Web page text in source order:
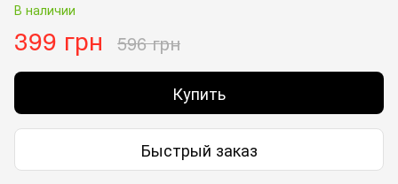
В наличии
399 грн 596 грн
Купить
Быстрый заказ